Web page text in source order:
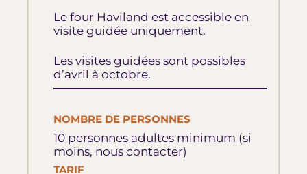
Le four Haviland est accessible en
visite guidée uniquement.
Les visites guidées sont possibles
d’avril à octobre.
NOMBRE DE PERSONNES
10 personnes adultes minimum (si
moins, nous contacter)
TARIF